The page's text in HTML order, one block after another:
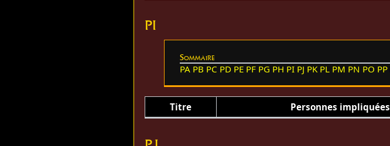
PI
Sommaire
PA PB PC PD PE PF PG PH PI PJ PK PL PM PN PO PP
Titre Personnes impliquées